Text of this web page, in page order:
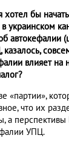
бы
украинском
автокефалии
влияет на
«партии»,
что их
перспективы
УПЦ.